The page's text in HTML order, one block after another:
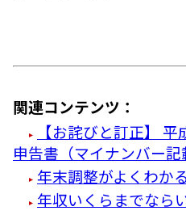
関連コンテンツ：
【お詫びと訂正】
申告書（マイナンバー記
年末調整がよくわか
年収いくらまでなら